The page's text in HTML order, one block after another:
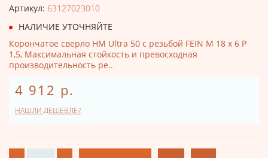
Артикул: 63127023010
НАЛИЧИЕ УТОЧНЯЙТЕ
Корончатое сверло HM Ultra 50 с резьбой FEIN M 18 x 6 P
1,5, Максимальная стойкость и превосходная
производительность ре..
4 912 р.
НАШЛИ ДЕШЕВЛЕ?